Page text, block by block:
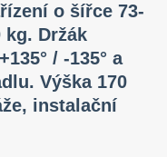
o šířce 73-
kg. Držák
/ -135° a
Výška 170
instalační